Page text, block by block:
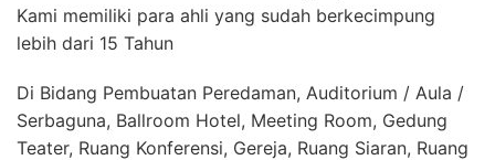
Kami memiliki para ahli yang sudah berkecimpung
lebih dari 15 Tahun
Di Bidang Pembuatan Peredaman, Auditorium / Aula /
Serbaguna, Ballroom Hotel, Meeting Room, Gedung
Teater, Ruang Konferensi, Gereja, Ruang Siaran, Ruang